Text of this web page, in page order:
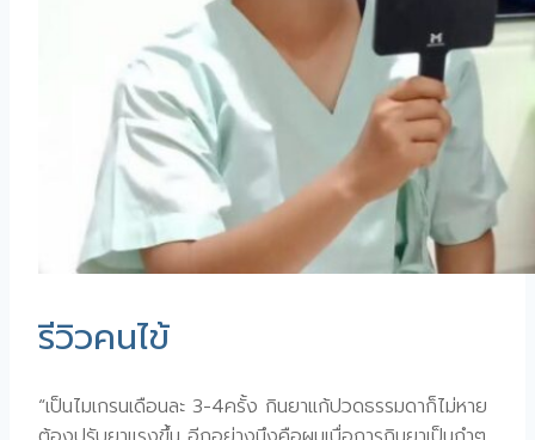
รีวิวคนไข้
“เป็นไมเกรนเดือนละ 3-4ครั้ง กินยาแก้ปวดธรรมดาก็ไม่หาย